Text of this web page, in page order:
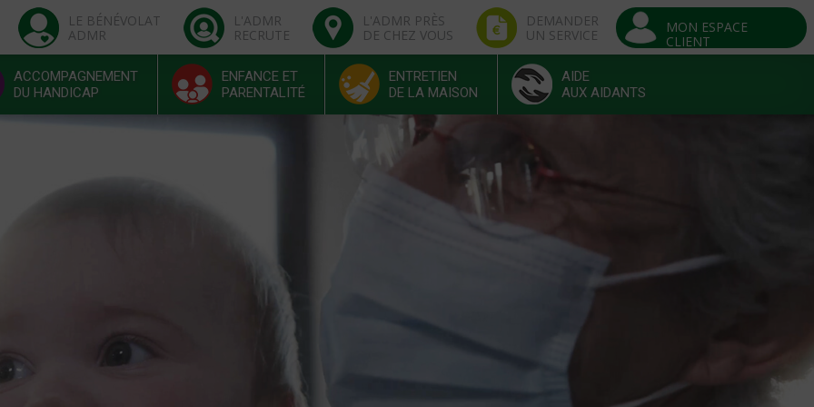
LE BÉNÉVOLAT
ADMR
L'ADMR
RECRUTE
L'ADMR PRÈS
DE CHEZ VOUS
DEMANDER
UN SERVICE
MON ESPACE
CLIENT
ACCOMPAGNEMENT
DU HANDICAP
ENFANCE ET
PARENTALITÉ
ENTRETIEN
DE LA MAISON
AIDE
AUX AIDANTS